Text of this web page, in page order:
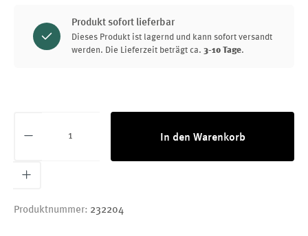
Produkt sofort lieferbar
Dieses Produkt ist lagernd und kann sofort versandt
werden. Die Lieferzeit beträgt ca. 3-10 Tage.
In den Warenkorb
Produktnummer: 232204